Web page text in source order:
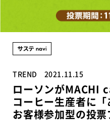
TREND 2021.11.15
ローソンがMACHI
コーヒー生産者に
お客様参加型の投票